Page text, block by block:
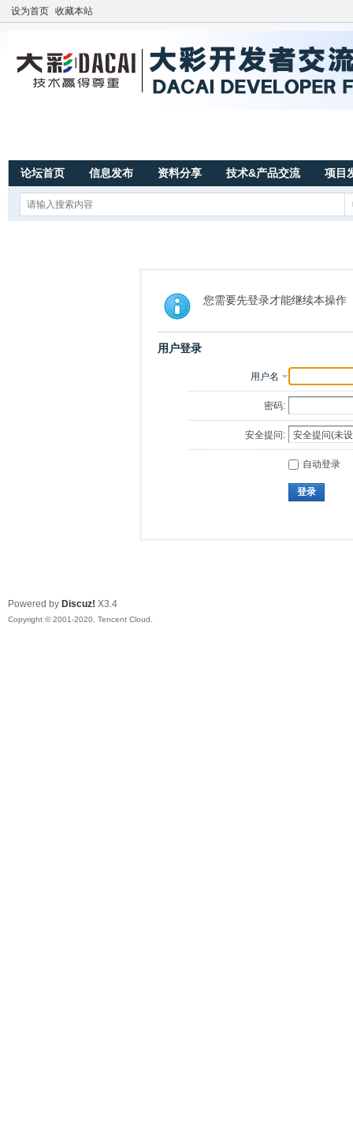
设为首页 收藏本站
论坛首页 信息发布 资料分享 技术&产品交流 项目
您需要先登录才能继续本操作
用户登录
用户名
密码:
安全提问:
自动登录
登录
Powered by Discuz! X3.4
Copyright © 2001-2020, Tencent Cloud.